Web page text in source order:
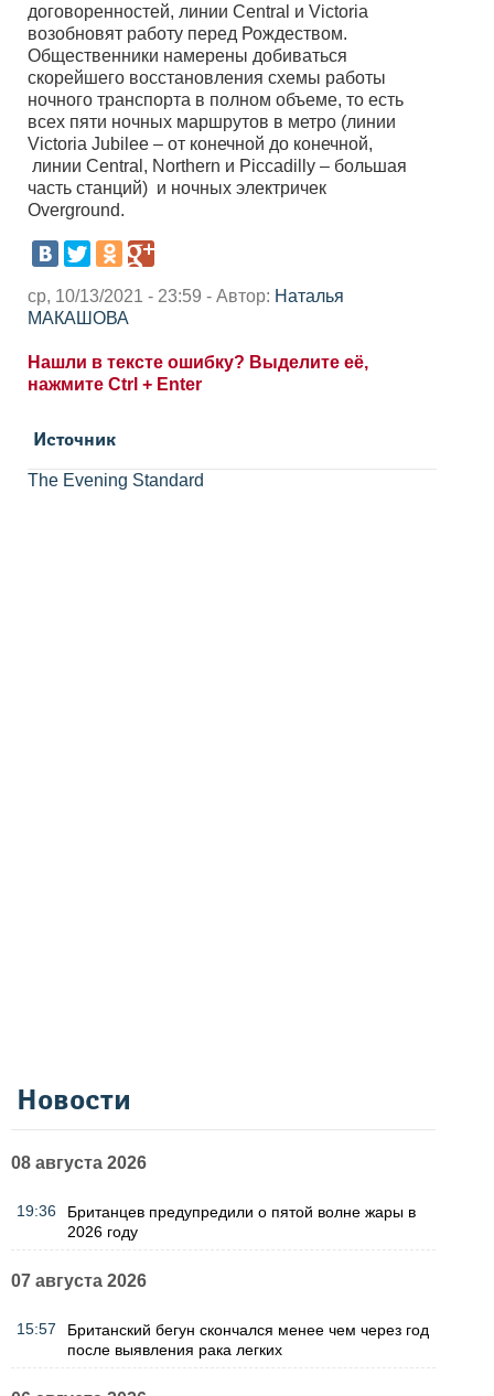
договоренностей, линии Central и Victoria
возобновят работу перед Рождеством.
Общественники намерены добиваться
скорейшего восстановления схемы работы
ночного транспорта в полном объеме, то есть
всех пяти ночных маршрутов в метро (линии
Victoria Jubilee – от конечной до конечной,
линии Central, Northern и Piccadilly – большая
часть станций) и ночных электричек
Overground.
ср, 10/13/2021 - 23:59 - Автор: Наталья
МАКАШОВА
Нашли в тексте ошибку? Выделите её,
нажмите Ctrl + Enter
Источник
The Evening Standard
Новости
08 августа 2026
19:36
Британцев предупредили о пятой волне жары в
2026 году
07 августа 2026
15:57
Британский бегун скончался менее чем через год
после выявления рака легких